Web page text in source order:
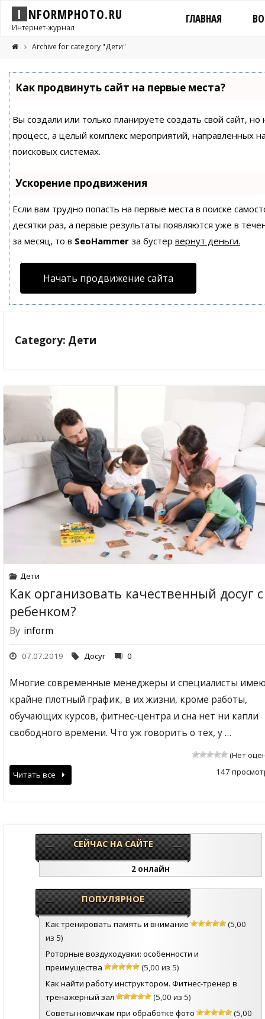
I NFORMPHOTO.RU
Интернет-журнал
ГЛАВНАЯ
Archive for category "Дети"
Как продвинуть сайт на первые места?
Вы создали или только планируете создать свой сайт,
процесс, а целый комплекс мероприятий, направленных
поисковых системах.
Ускорение продвижения
Если вам трудно попасть на первые места в поиске
десятки раз, а первые результаты появляются уже в
за месяц, то в SeoHammer за бустер вернут деньги.
Начать продвижение сайта
Category: Дети
Дети
Как организовать качественный досуг с
ребенком?
By inform
07.07.2019 Досуг 0
Многие современные менеджеры и специалисты
крайне плотный график, в их жизни, кроме работы,
обучающих курсов, фитнес-центра и сна нет ни капли
свободного времени. Что уж говорить о тех, у …
(Нет
147
Читать все
СЕЙЧАС НА САЙТЕ
2 онлайн
ПОПУЛЯРНОЕ
Как тренировать память и внимание
(5,00
из 5)
Роторные воздуходувки: особенности и
преимущества
(5,00 из 5)
Как найти работу инструктором. Фитнес-тренер в
тренажерный зал
(5,00 из 5)
Советы новичкам при обработке фото
(5,00